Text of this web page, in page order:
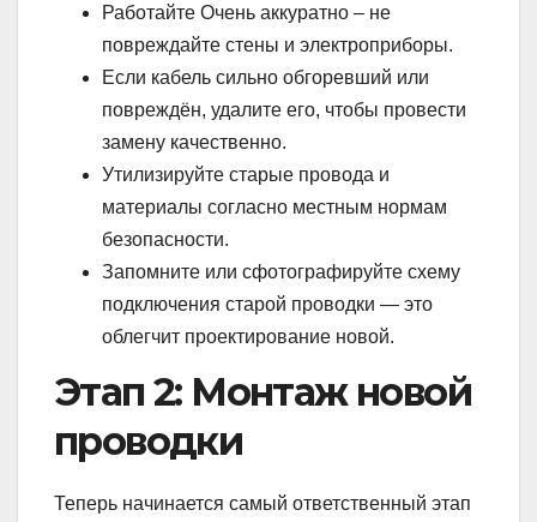
Работайте Очень аккуратно – не
повреждайте стены и электроприборы.
Если кабель сильно обгоревший или
повреждён, удалите его, чтобы провести
замену качественно.
Утилизируйте старые провода и
материалы согласно местным нормам
безопасности.
Запомните или сфотографируйте схему
подключения старой проводки — это
облегчит проектирование новой.
Этап 2: Монтаж новой
проводки
Теперь начинается самый ответственный этап